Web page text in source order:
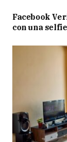
Facebook
con una selfie